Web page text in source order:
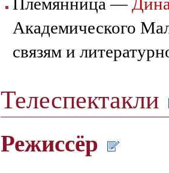
Академического
связям и
Телеспектакли
Режиссёр